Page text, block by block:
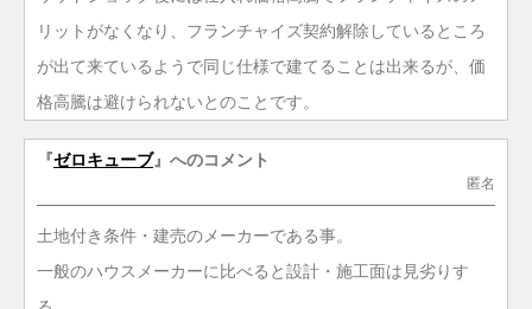
リットがなくなり、フランチャイズ契約解除しているところ
が出て来ているようで同じ仕様で建てることは出来るが、価
格高騰は避けられないとのことです。
『ゼロキューブ』へのコメント
匿名
土地付き条件・建売のメーカーである事。
一般のハウスメーカーに比べると設計・施工面は見劣りす